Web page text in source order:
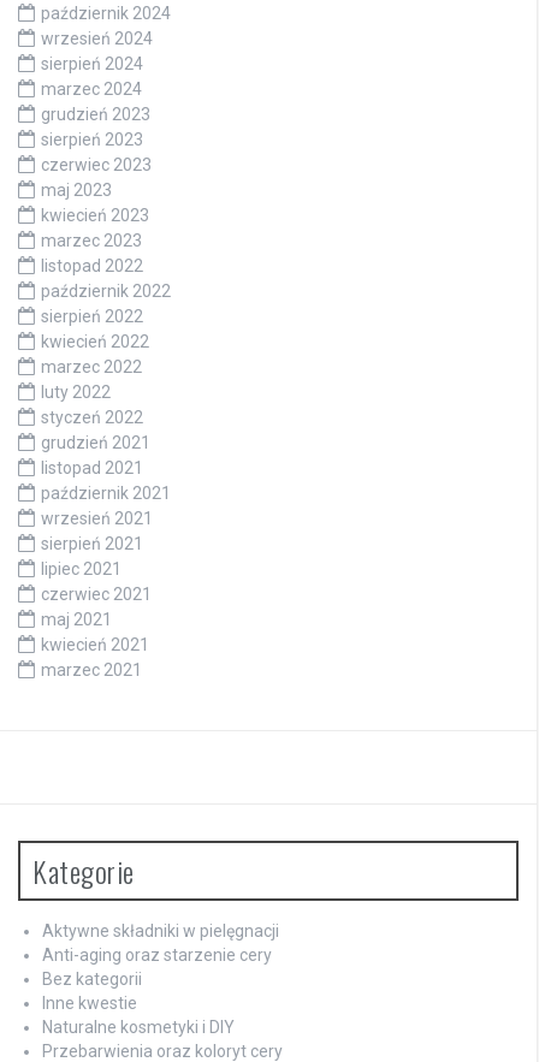
październik 2024
wrzesień 2024
sierpień 2024
marzec 2024
grudzień 2023
sierpień 2023
czerwiec 2023
maj 2023
kwiecień 2023
marzec 2023
listopad 2022
październik 2022
sierpień 2022
kwiecień 2022
marzec 2022
luty 2022
styczeń 2022
grudzień 2021
listopad 2021
październik 2021
wrzesień 2021
sierpień 2021
lipiec 2021
czerwiec 2021
maj 2021
kwiecień 2021
marzec 2021
Kategorie
Aktywne składniki w pielęgnacji
Anti-aging oraz starzenie cery
Bez kategorii
Inne kwestie
Naturalne kosmetyki i DIY
Przebarwienia oraz koloryt cery